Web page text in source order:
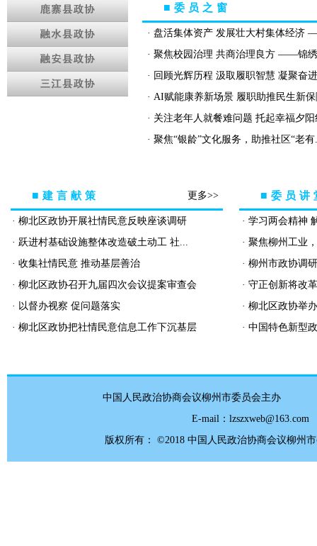
秋日 柳江晨景美如画
落花缤纷，醉美龙城
■ 委员之窗
· 盘活集体资产 发展壮大村集体经济
· 聚焦校园治理 共商治理良方 ——锦
· 回顾光辉历程 汲取履职智慧 凝聚奋
· AI赋能康养新场景 履职助推民生新
· 关注老年人就餐难问题 托起幸福夕阳
· ​聚焦“银龄”文化服务，助推社区“老
■ 建言献策 更多>>
· 柳北区政协开展社情民意反映座谈调研
· 跃进村基础设施整体改造破土动工 社...
· 收集社情民意 推动基层善治
· 柳北区政协召开九届四次会议提案审查会
· 以督办视察 促问题落实
· 柳北区政协把社情民意信息工作下沉基层
■ 委员讲
· 学习两会精神
· 聚焦柳州工业
· 柳州市政协调
· 守正创新将改
· 柳北区政协举
· 中国特色新型
中国人民政治协商会议柳州市委员会主
E-mail：
版权所有： ©2018 中国人民政治协商